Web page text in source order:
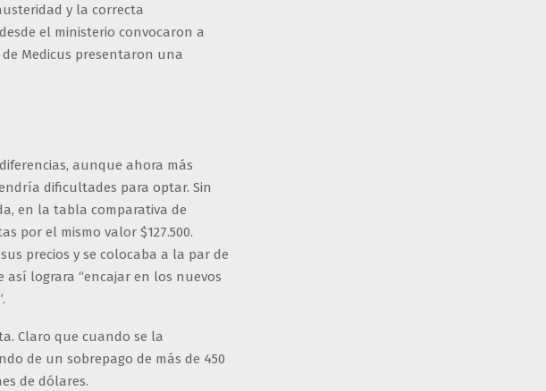
y la correcta
el ministerio convocaron a
Medicus presentaron una
aunque ahora más
dificultades para optar. Sin
en la tabla comparativa de
por el mismo valor $127.500.
precios y se colocaba a la par de
lograra “encajar en los nuevos
Claro que cuando se la
de un sobrepago de más de 450
de dólares.